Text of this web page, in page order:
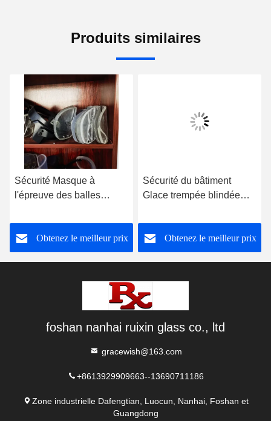
Produits similaires
Sécurité Masque à
l'épreuve des balles
Obtenez le meilleur prix
Sécurité du bâtiment
Glace trempée blindée
Obtenez le meilleur prix
foshan nanhai ruixin glass co., ltd
gracewish@163.com
+8613929909663--13690711186
Zone industrielle Dafengtian, Luocun, Nanhai, Foshan et
Guangdong